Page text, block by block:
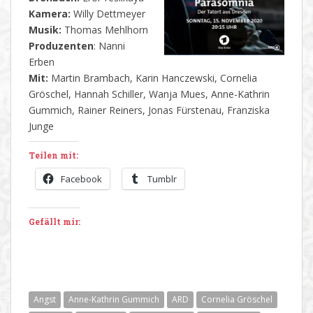
Kamera: Willy Dettmeyer
Musik: Thomas Mehlhorn
Produzenten: Nanni
Erben
Mit: Martin Brambach, Karin Hanczewski, Cornelia
Gröschel, Hannah Schiller, Wanja Mues, Anne-Kathrin
Gummich, Rainer Reiners, Jonas Fürstenau, Franziska
Junge
Teilen mit:
Facebook Tumblr
Gefällt mir:
Angst Anne-Kathrin Gummich ARD
Cornelia Gröschel